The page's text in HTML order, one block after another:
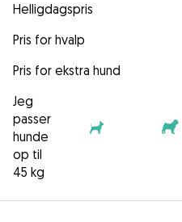
Helligdagspris
Pris for hvalp
Pris for ekstra hund
Jeg
passer
hunde
op til
45 kg